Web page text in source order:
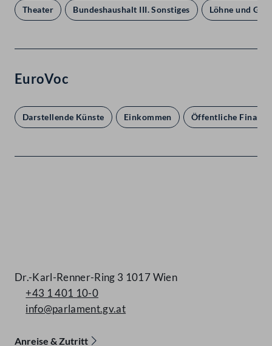
Theater Bundeshaushalt III. Sonstiges Löhne und
EuroVoc
Darstellende Künste Einkommen Öffentliche
Dr.-Karl-Renner-Ring 3 1017 Wien
+43 1 401 10-0
info@parlament.gv.at
Anreise & Zutritt